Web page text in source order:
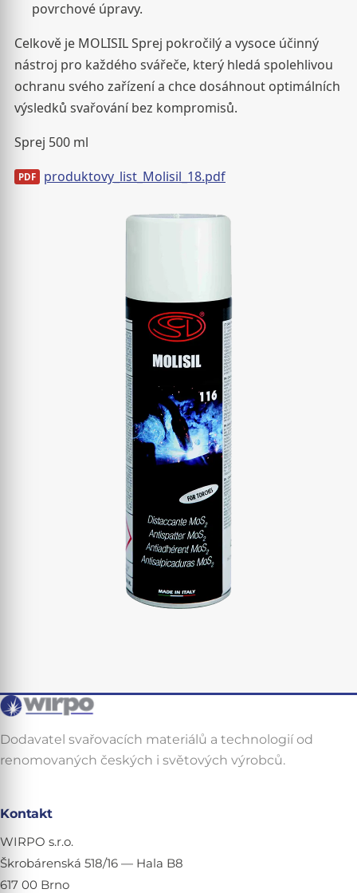
povrchové úpravy.
Celkově je MOLISIL Sprej pokročilý a vysoce účinný
nástroj pro každého svářeče, který hledá spolehlivou
ochranu svého zařízení a chce dosáhnout optimálních
výsledků svařování bez kompromisů.
Sprej 500 ml
produktovy_list_Molisil_18.pdf
Dodavatel svařovacích materiálů a technologií od
renomovaných českých i světových výrobců.
Kontakt
WIRPO s.r.o.
Škrobárenská 518/16 — Hala B8
617 00 Brno